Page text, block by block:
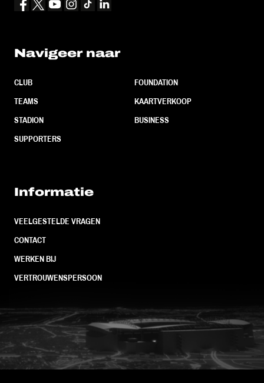
Navigeer naar
CLUB
TEAMS
STADION
SUPPORTERS
FOUNDATION
KAARTVERKOOP
BUSINESS
Informatie
VEELGESTELDE VRAGEN
CONTACT
WERKEN BIJ
VERTROUWENSPERSOON
FC Utrecht<br>vanuit<br>het